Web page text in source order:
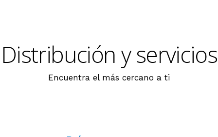
Distribución y servicios
Encuentra el más cercano a ti